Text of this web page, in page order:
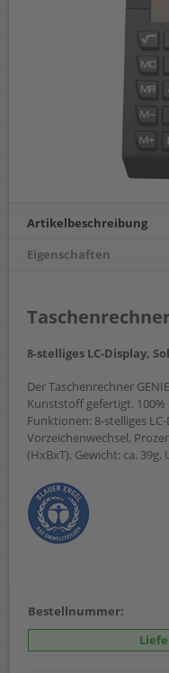
Artikelbeschreibung
Eigenschaften
Taschenrechner
8-stelliges LC-Display,
Der Taschenrechner
Kunststoff gefertigt.
Funktionen: 8-stelliges
Vorzeichenwechsel,
(HxBxT), Gewicht: ca.
Bestellnummer: